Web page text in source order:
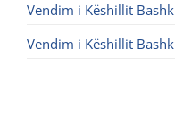
Vendim i Këshillit
Vendim i Këshillit